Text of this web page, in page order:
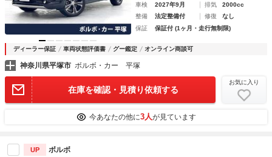
車検
2027年9月 排気
2000cc
整備
法定整備付 修復
なし
保証
保証付 (1ヶ月・走行無制限)
ディーラー保証 車両状態評価書 グー鑑定 オンライン商談可
神奈川県平塚市 ボルボ・カー 平塚
在庫を確認・見積り依頼する
お気に入り
今あなたの他に3人が見ています
UP ボルボ